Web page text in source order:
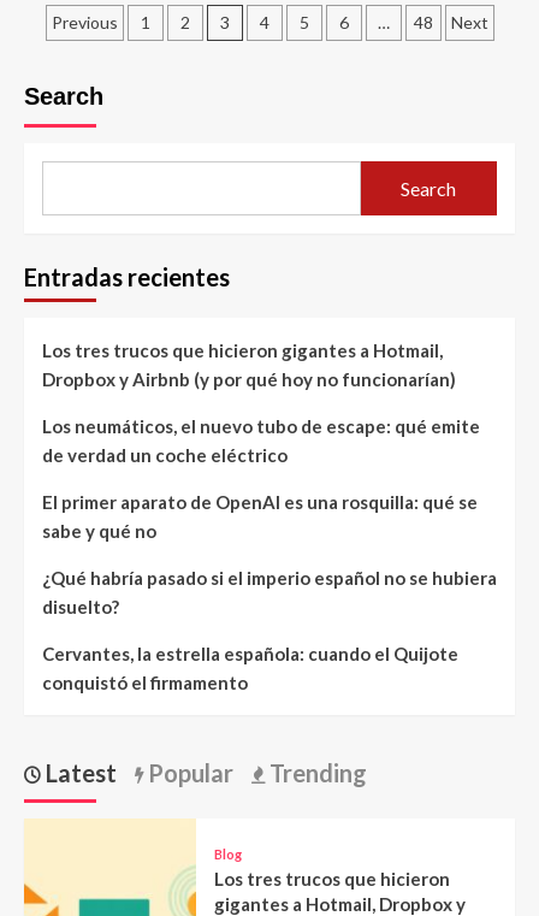
Posts
Previous 1 2 3 4 5 6 … 48 Next
Search
Search
Entradas recientes
Los tres trucos que hicieron gigantes a Hotmail,
Dropbox y Airbnb (y por qué hoy no funcionarían)
Los neumáticos, el nuevo tubo de escape: qué emite
de verdad un coche eléctrico
El primer aparato de OpenAI es una rosquilla: qué se
sabe y qué no
¿Qué habría pasado si el imperio español no se hubiera
disuelto?
Cervantes, la estrella española: cuando el Quijote
conquistó el firmamento
Latest Popular Trending
Blog
Los tres trucos que hicieron
gigantes a Hotmail, Dropbox y